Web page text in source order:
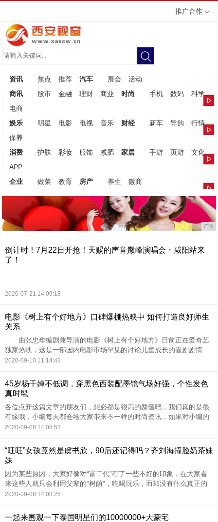
推广合作
资讯 焦点 推荐 汽车 展会
活动
商讯
股市 金融 理财 商业 时尚 手机 数码
科学
电商
娱乐
明星 电影 电视 音乐 财经 新车 导购
行情
保养
消费
护肤 彩妆 服饰 减肥 家居 手游 页游
文化
APP
企业
做菜 教育 房产 养生 微商
广告
倒计时！7月22日开抢！天赐的声音巅峰演唱会・咸阳站来
了！
2026-07-21 14:09:18
电影《树上有个好地方》口碑爆棚热映中 如何打造良好师生
关系
由张忠华编剧兼导演的电影《树上有个好地方》日前正在爱奇艺
独家热映，这是一部国内电影市场罕见的讨论儿童成长的喜剧剧情
片，截止至目前抖音话题阅读量已突破6亿，豆瓣开分后更是以8.0的
2020-09-10 11:14:43
45岁杨千嬅不低调，穿黑色西装配墨镜气场好强，个性发色
真时髦
各位点开这篇文章的朋友们，想必都是很高的颜值吧，我们真的是很
有缘哦，小编每天都会给大家带来不一样的时尚资讯，如果对小编的
文章或者其他的什么，有什么一些意见的话欢迎在下方积极评论哦，
2020-09-08 14:08:53
“旺旺”女孩竟然是虞书欣，90后还记得吗？齐刘海撞脸奶茶妹
妹
因为某些原因，大家好像对“富二代”有了一些不好的印象，在大家看
来这些人就只会利用父辈的“树荫”，吃喝玩乐，而却没有什么真正的
实力，有的人甚至人品还存在一些问题。但是这种看法其实是有些偏
2020-09-08 14:08:25
一起来围观一下泰国明星们的10000000+大豪宅